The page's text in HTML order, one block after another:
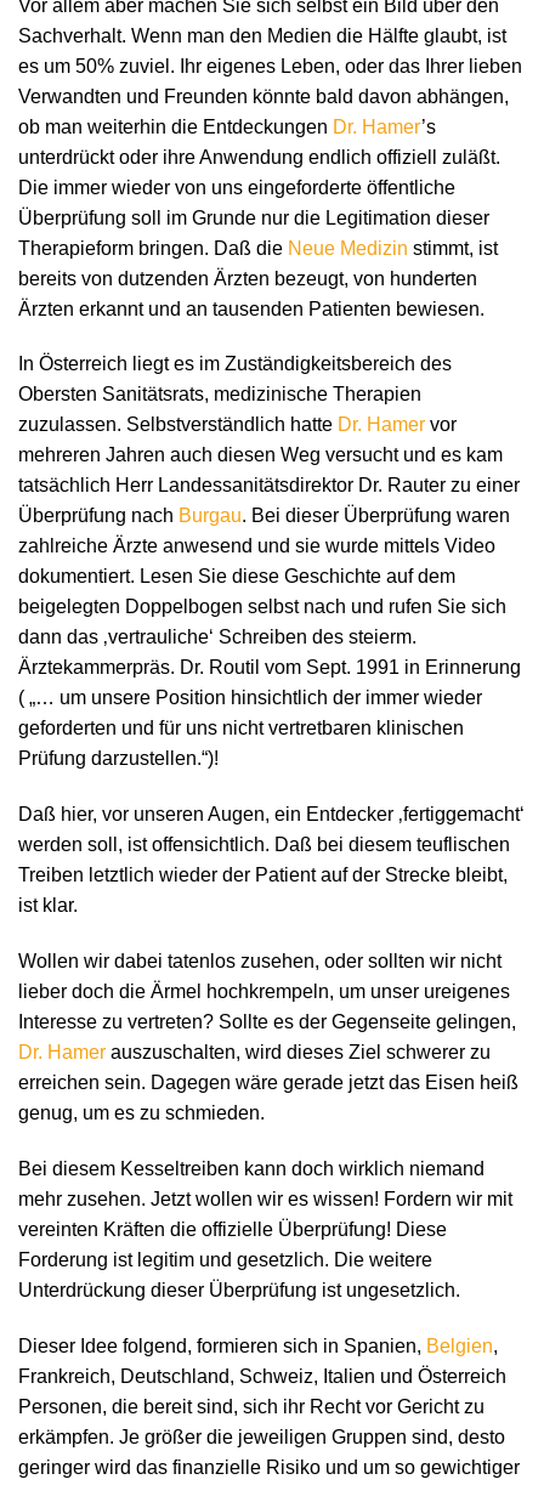
Vor allem aber machen Sie sich selbst ein Bild über den
Sachverhalt. Wenn man den Medien die Hälfte glaubt, ist
es um 50% zuviel. Ihr eigenes Leben, oder das Ihrer lieben
Verwandten und Freunden könnte bald davon abhängen,
ob man weiterhin die Entdeckungen Dr. Hamer’s
unterdrückt oder ihre Anwendung endlich offiziell zuläßt.
Die immer wieder von uns eingeforderte öffentliche
Überprüfung soll im Grunde nur die Legitimation dieser
Therapieform bringen. Daß die Neue Medizin stimmt, ist
bereits von dutzenden Ärzten bezeugt, von hunderten
Ärzten erkannt und an tausenden Patienten bewiesen.
In Österreich liegt es im Zuständigkeitsbereich des
Obersten Sanitätsrats, medizinische Therapien
zuzulassen. Selbstverständlich hatte Dr. Hamer vor
mehreren Jahren auch diesen Weg versucht und es kam
tatsächlich Herr Landessanitätsdirektor Dr. Rauter zu einer
Überprüfung nach Burgau. Bei dieser Überprüfung waren
zahlreiche Ärzte anwesend und sie wurde mittels Video
dokumentiert. Lesen Sie diese Geschichte auf dem
beigelegten Doppelbogen selbst nach und rufen Sie sich
dann das ‚vertrauliche‘ Schreiben des steierm.
Ärztekammerpräs. Dr. Routil vom Sept. 1991 in Erinnerung
( „… um unsere Position hinsichtlich der immer wieder
geforderten und für uns nicht vertretbaren klinischen
Prüfung darzustellen.“)!
Daß hier, vor unseren Augen, ein Entdecker ‚fertiggemacht‘
werden soll, ist offensichtlich. Daß bei diesem teuflischen
Treiben letztlich wieder der Patient auf der Strecke bleibt,
ist klar.
Wollen wir dabei tatenlos zusehen, oder sollten wir nicht
lieber doch die Ärmel hochkrempeln, um unser ureigenes
Interesse zu vertreten? Sollte es der Gegenseite gelingen,
Dr. Hamer auszuschalten, wird dieses Ziel schwerer zu
erreichen sein. Dagegen wäre gerade jetzt das Eisen heiß
genug, um es zu schmieden.
Bei diesem Kesseltreiben kann doch wirklich niemand
mehr zusehen. Jetzt wollen wir es wissen! Fordern wir mit
vereinten Kräften die offizielle Überprüfung! Diese
Forderung ist legitim und gesetzlich. Die weitere
Unterdrückung dieser Überprüfung ist ungesetzlich.
Dieser Idee folgend, formieren sich in Spanien, Belgien,
Frankreich, Deutschland, Schweiz, Italien und Österreich
Personen, die bereit sind, sich ihr Recht vor Gericht zu
erkämpfen. Je größer die jeweiligen Gruppen sind, desto
geringer wird das finanzielle Risiko und um so gewichtiger